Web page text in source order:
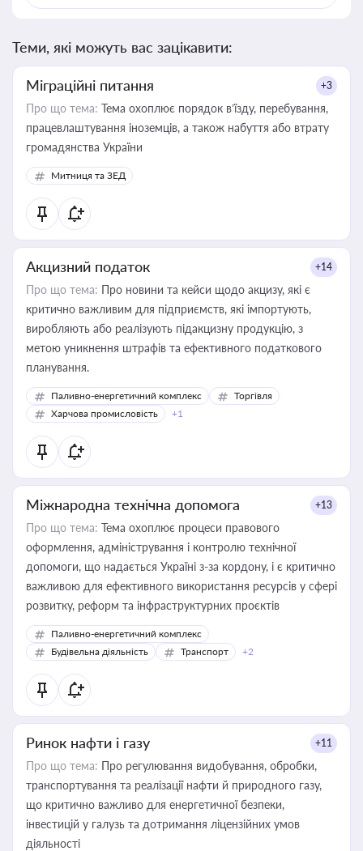
Теми, які можуть вас зацікавити:
Міграційні питання +3
Про що тема: Тема охоплює порядок в’їзду, перебування,
працевлаштування іноземців, а також набуття або втрату
громадянства України
Митниця та ЗЕД
Акцизний податок +14
Про що тема: Про новини та кейси щодо акцизу, які є
критично важливим для підприємств, які імпортують,
виробляють або реалізують підакцизну продукцію, з
метою уникнення штрафів та ефективного податкового
планування.
Паливно-енергетичний комплекс
Торгівля
Харчова промисловість
+1
Міжнародна технічна допомога +13
Про що тема: Тема охоплює процеси правового
оформлення, адміністрування і контролю технічної
допомоги, що надається Україні з-за кордону, і є критично
важливою для ефективного використання ресурсів у сфері
розвитку, реформ та інфраструктурних проєктів
Паливно-енергетичний комплекс
Будівельна діяльність
Транспорт +2
Ринок нафти і газу +11
Про що тема: Про регулювання видобування, обробки,
транспортування та реалізації нафти й природного газу,
що критично важливо для енергетичної безпеки,
інвестицій у галузь та дотримання ліцензійних умов
діяльності